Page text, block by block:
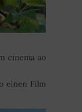
cinema ao
einen Film